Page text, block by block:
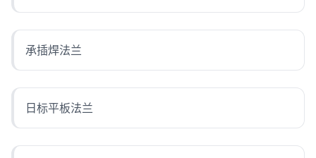
承插焊法兰
日标平板法兰